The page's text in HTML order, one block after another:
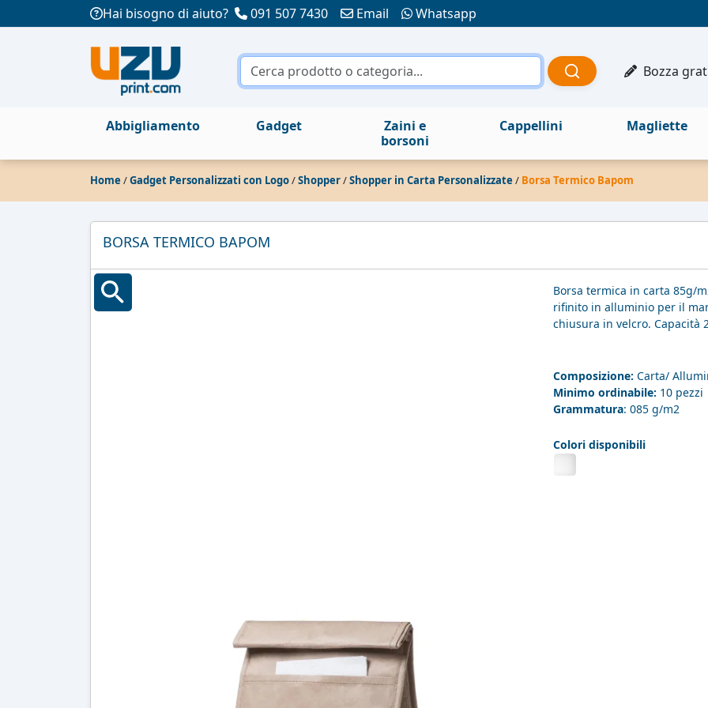
Hai bisogno di aiuto? 091 507 7430 Email Whatsapp
Bozza
Abbigliamento Gadget
Zaini e
borsoni
Cappellini Magliette
Home /Gadget Personalizzati con Logo/Shopper/Shopper in Carta Personalizzate / Borsa Termico Bapom
BORSA TERMICO BAPOM
Borsa termica in carta 85g/
rifinito in alluminio per il
chiusura in velcro. Capacità
Composizione: Carta/
Minimo ordinabile: 10 pezzi
Grammatura: 085 g/m2
Colori disponibili